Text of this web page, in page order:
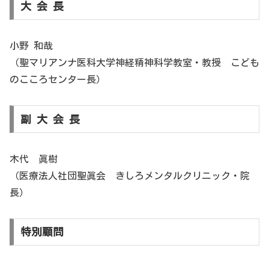
大 会 長
小野 和哉
（聖マリアンナ医科大学神経精神科学教室・教授 こども
のこころセンター長）
副 大 会 長
木代 眞樹
（医療法人社団聖眞会 きしろメンタルクリニック・院
長）
特別顧問